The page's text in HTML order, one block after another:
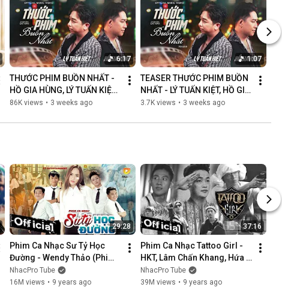
6:17
THƯỚC PHIM BUỒN NHẤT -
HỒ GIA HÙNG, LÝ TUẤN KIỆT |
OFFICIAL MUSIC VIDEO
86K views • 3 weeks ago
1:07
TEASER THƯỚC PHIM BUỒN
NHẤT - LÝ TUẤN KIỆT, HỒ GIA
HÙNG | NGÀN LỜI NGƯỜI ĐÃ
3.7K views • 3 weeks ago
29:28
Phim Ca Nhạc Sư Tỷ Học
Đường - Wendy Thảo (Phim
Ca Nhạc Hay Nhất 2017)
NhacPro Tube
16M views • 9 years ago
37:16
Phim Ca Nhạc Tattoo Girl -
HKT, Lâm Chấn Khang, Hứa
Minh Đạt, Thanh Tân
NhacPro Tube
39M views • 9 years ago